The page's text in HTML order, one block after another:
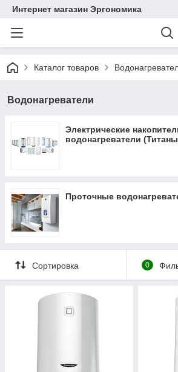
Интернет магазин Эргономика
Каталог товаров
Водонагреватели
Электрические
водонагреватели
Проточные
Сортировка 0